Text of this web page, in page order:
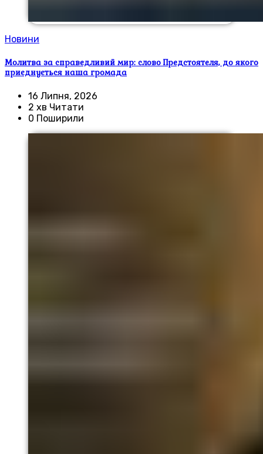
Новини
Молитва за справедливий мир: слово Предстоятеля, до якого
приєднується наша громада
16 Липня, 2026
2 хв Читати
0 Поширили